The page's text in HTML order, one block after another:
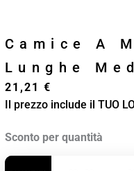
Camice A
Lunghe
21,21 €
Il prezzo include il TUO
Sconto per quantità
Camice
A